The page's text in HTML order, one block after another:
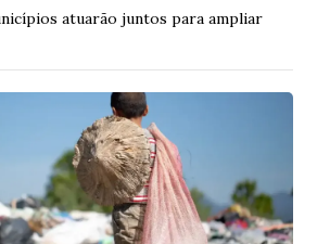
atuarão juntos para ampliar